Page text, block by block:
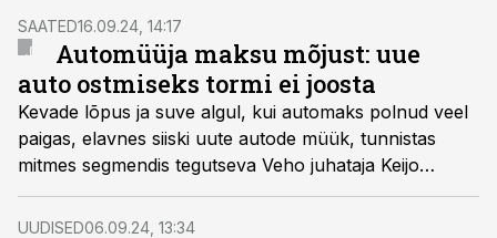
SAATED16.09.24, 14:17
Automüüja maksu mõjust: uue
auto ostmiseks tormi ei joosta
Kevade lõpus ja suve algul, kui automaks polnud veel
paigas, elavnes siiski uute autode müük, tunnistas
mitmes segmendis tegutseva Veho juhataja Keijo
Kaasik.
UUDISED06.09.24, 13:34